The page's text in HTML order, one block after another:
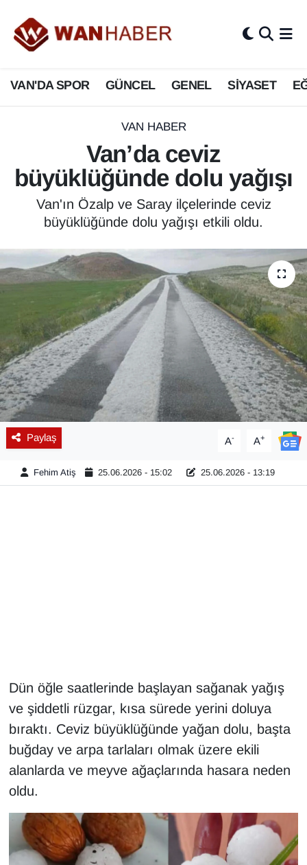
VAN'DA SPOR GÜNCEL GENEL SİYASET
VAN HABER
Van’da ceviz
büyüklüğünde dolu yağışı
Van'ın Özalp ve Saray ilçelerinde ceviz
büyüklüğünde dolu yağışı etkili oldu.
Paylaş A- A+
Fehim Atiş 25.06.2026 - 15:02 25.06.2026 - 13:19
Dün öğle saatlerinde başlayan sağanak yağış
ve şiddetli rüzgar, kısa sürede yerini doluya
bıraktı. Ceviz büyüklüğünde yağan dolu, başta
buğday ve arpa tarlaları olmak üzere ekili
alanlarda ve meyve ağaçlarında hasara neden
oldu.
3.SAYFA
ASAYİŞ
BİLİM VE TEKNOLOJİ
Biyografi
Bölge Haberleri
ÇEVRE
Deprem
Dernekler, Odalar
Diğer
DÜNYA
EĞİTİM
EKONOMİ
Eleman
Haber
HABERDE İNSAN
İngilizce
Kamu Alımları
Kim Kimdir?
Van Nöbetçi Eczaneler
Van Hava Durumu
Van Namaz Vakitleri
Van Trafik Yoğunluk Haritası
Süper Lig Puan Durumu ve Fikstür
Tüm Manşetler
Son Dakika Haberleri
Haber Arşivi